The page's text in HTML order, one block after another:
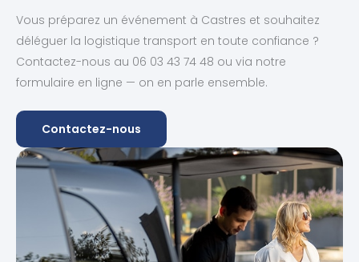
Vous préparez un événement à Castres et souhaitez
déléguer la logistique transport en toute confiance ?
Contactez-nous au 06 03 43 74 48 ou via notre
formulaire en ligne — on en parle ensemble.
Contactez-nous